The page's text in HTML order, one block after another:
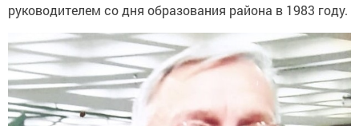
руководителем со дня образования района в 1983 году.